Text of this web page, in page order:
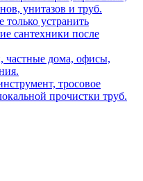
унитазов и труб.
только устранить
сантехники после
частные дома, офисы,
тросовое
прочистки труб.